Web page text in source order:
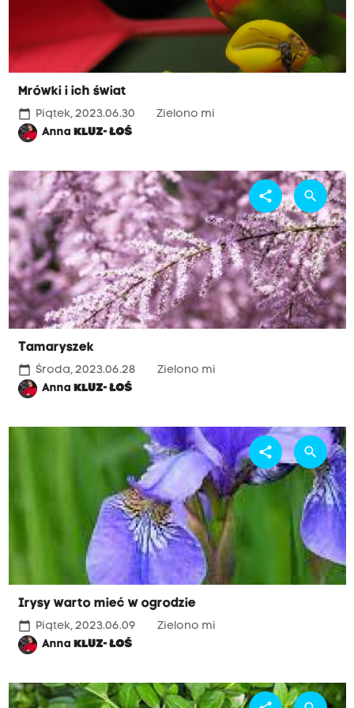
Mrówki i ich świat
calendar_today Piątek, 2023.06.30
Zielono mi
AnnaKLUZ- ŁOŚ
Tamaryszek
calendar_today Środa, 2023.06.28
Zielono mi
AnnaKLUZ- ŁOŚ
share search
Irysy warto mieć w ogrodzie
calendar_today Piątek, 2023.06.09
Zielono mi
AnnaKLUZ- ŁOŚ
share search